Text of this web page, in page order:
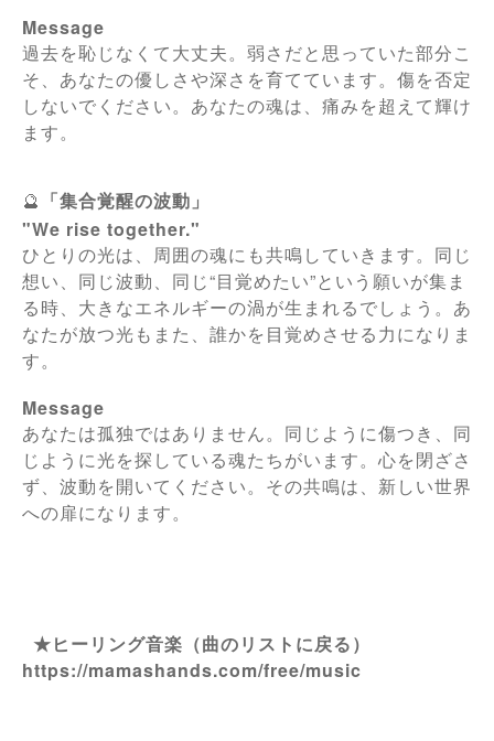
Message
過去を恥じなくて大丈夫。 弱さだと思っていた部分こ
そ、 あなたの優しさや深さを育てています。 傷を否定
しないでください。 あなたの魂は、痛みを超えて輝け
ます。
🔮 「集合覚醒の波動」
"We rise together."
ひとりの光は、 周囲の魂にも共鳴していきます。 同じ
想い、同じ波動、 同じ“目覚めたい”という願いが集ま
る時、 大きなエネルギーの渦が生まれるでしょう。 あ
なたが放つ光もまた、 誰かを目覚めさせる力になりま
す。
Message
あなたは孤独ではありません。 同じように傷つき、 同
じように光を探している魂たちがいます。 心を閉ざさ
ず、波動を開いてください。 その共鳴は、新しい世界
への扉になります。
★ヒーリング音楽（曲のリストに戻る）
https://mamashands.com/free/music